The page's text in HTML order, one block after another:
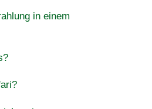
in einem